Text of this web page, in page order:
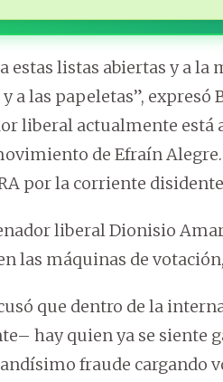
estas listas abiertas y a
a las papeletas”,
liberal actualmente
de Efraín
por la corriente
liberal Dionisio
las máquinas de
que dentro de la
hay quien ya se siente
fraude cargando